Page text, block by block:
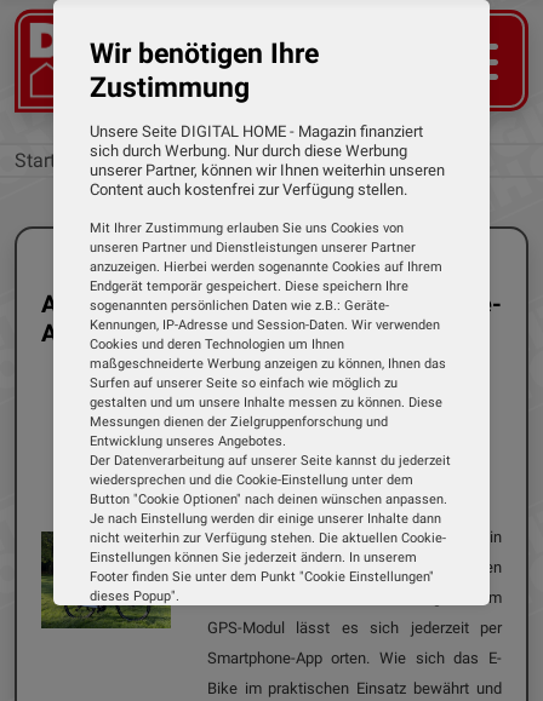
Startseite Kategorien
Alle Tests der Kategorie: Smartphone-
Apps
Einzeltest
05.11.2024
Dirk Weyel
Smafo - Connect+ Care
Smafo bietet mit dem Luca ein
motorgestütztes Citybike für einen
attraktiven Preis an. Dank eingebautem
GPS-Modul lässt es sich jederzeit per
Smartphone-App orten. Wie sich das E-
Bike im praktischen Einsatz bewährt und
Wir benötigen Ihre
Zustimmung
Unsere Seite DIGITAL HOME - Magazin finanziert
sich durch Werbung. Nur durch diese Werbung
unserer Partner, können wir Ihnen weiterhin unseren
Content auch kostenfrei zur Verfügung stellen.
Mit Ihrer Zustimmung erlauben Sie uns Cookies von
unseren Partner und Dienstleistungen unserer Partner
anzuzeigen. Hierbei werden sogenannte Cookies auf Ihrem
Endgerät temporär gespeichert. Diese speichern Ihre
sogenannten persönlichen Daten wie z.B.: Geräte-
Kennungen, IP-Adresse und Session-Daten. Wir verwenden
Cookies und deren Technologien um Ihnen
maßgeschneiderte Werbung anzeigen zu können, Ihnen das
Surfen auf unserer Seite so einfach wie möglich zu
gestalten und um unsere Inhalte messen zu können. Diese
Messungen dienen der Zielgruppenforschung und
Entwicklung unseres Angebotes.
Der Datenverarbeitung auf unserer Seite kannst du jederzeit
wiedersprechen und die Cookie-Einstellung unter dem
Button "Cookie Optionen" nach deinen wünschen anpassen.
Je nach Einstellung werden dir einige unserer Inhalte dann
nicht weiterhin zur Verfügung stehen. Die aktuellen Cookie-
Einstellungen können Sie jederzeit ändern. In unserem
Footer finden Sie unter dem Punkt "Cookie Einstellungen"
dieses Popup".
Wir verwenden Cookies, um Ihnen die bestmögliche
Erfahrung auf unserer Website zu bieten. Erfahren Sie mehr
darüber, wie wir Cookies verwenden und wie Sie Ihre